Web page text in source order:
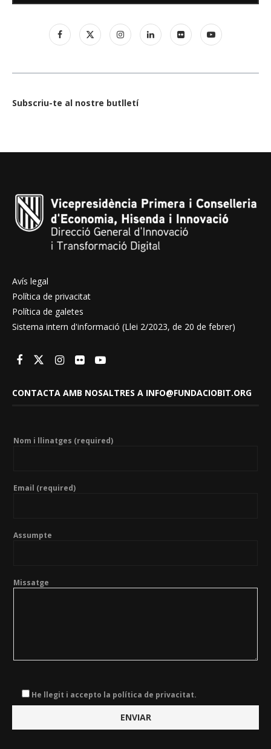
Subscriu-te al nostre butlletí
Avís legal
Política de privacitat
Política de galetes
Sistema intern d'informació (Llei 2/2023, de 20 de febrer)
CONTACTA AMB NOSALTRES A INFO@FUNDACIOBIT.ORG
Nom i llinatges (required)
Email (required)
Assumpte
Missatge
He llegit i accepto la política de privacitat.